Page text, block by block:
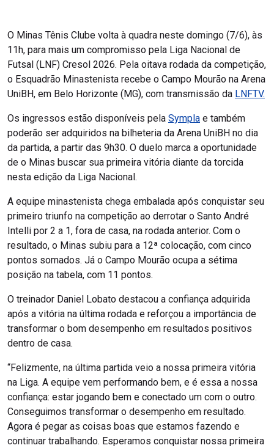
O Minas Tênis Clube volta à quadra neste domingo (7/6), às
11h, para mais um compromisso pela Liga Nacional de
Futsal (LNF) Cresol 2026. Pela oitava rodada da competição,
o Esquadrão Minastenista recebe o Campo Mourão na Arena
UniBH, em Belo Horizonte (MG), com transmissão da LNFTV.
Os ingressos estão disponíveis pela Sympla e também
poderão ser adquiridos na bilheteria da Arena UniBH no dia
da partida, a partir das 9h30. O duelo marca a oportunidade
de o Minas buscar sua primeira vitória diante da torcida
nesta edição da Liga Nacional.
A equipe minastenista chega embalada após conquistar seu
primeiro triunfo na competição ao derrotar o Santo André
Intelli por 2 a 1, fora de casa, na rodada anterior. Com o
resultado, o Minas subiu para a 12ª colocação, com cinco
pontos somados. Já o Campo Mourão ocupa a sétima
posição na tabela, com 11 pontos.
O treinador Daniel Lobato destacou a confiança adquirida
após a vitória na última rodada e reforçou a importância de
transformar o bom desempenho em resultados positivos
dentro de casa.
“Felizmente, na última partida veio a nossa primeira vitória
na Liga. A equipe vem performando bem, e é essa a nossa
confiança: estar jogando bem e conectado um com o outro.
Conseguimos transformar o desempenho em resultado.
Agora é pegar as coisas boas que estamos fazendo e
continuar trabalhando. Esperamos conquistar nossa primeira